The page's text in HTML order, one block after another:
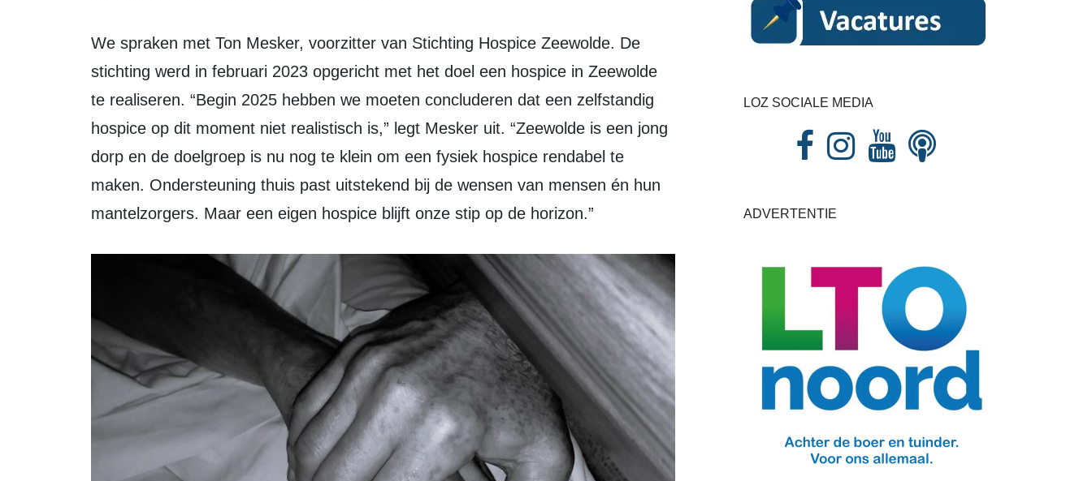
We spraken met Ton Mesker, voorzitter van Stichting Hospice Zeewolde. De
stichting werd in februari 2023 opgericht met het doel een hospice in Zeewolde
te realiseren. “Begin 2025 hebben we moeten concluderen dat een zelfstandig
hospice op dit moment niet realistisch is,” legt Mesker uit. “Zeewolde is een jong
dorp en de doelgroep is nu nog te klein om een fysiek hospice rendabel te
maken. Ondersteuning thuis past uitstekend bij de wensen van mensen én hun
mantelzorgers. Maar een eigen hospice blijft onze stip op de horizon.”
LOZ SOCIALE MEDIA
ADVERTENTIE